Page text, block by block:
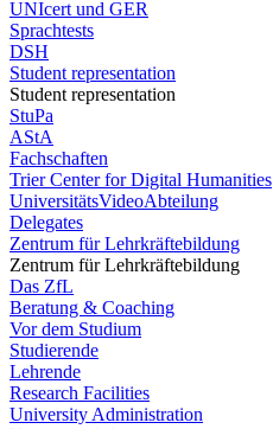
UNIcert und GER
Sprachtests
DSH
Student representation
Student representation
StuPa
AStA
Fachschaften
Trier Center for Digital Humanities
UniversitätsVideoAbteilung
Delegates
Zentrum für Lehrkräftebildung
Zentrum für Lehrkräftebildung
Das ZfL
Beratung & Coaching
Vor dem Studium
Studierende
Lehrende
Research Facilities
University Administration